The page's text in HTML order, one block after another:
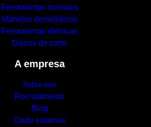
Ferramentas manuais
Martelos demolidores
Ferramentas elétricas
Discos de corte
A empresa
Sobre nós
Recrutamento
Blog
Onde estamos